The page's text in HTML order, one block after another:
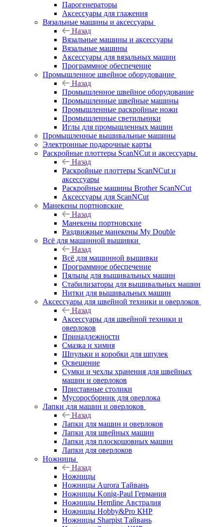
Парогенераторы
Аксессуары для глажения
Вязальные машины и аксессуары
Назад
Вязальные машины и аксессуары
Вязальные машины
Аксессуары для вязальных машин
Программное обеспечение
Промышленное швейное оборудование
Назад
Промышленное швейное оборудование
Промышленные швейные машины
Промышленные раскройные ножи
Промышленные светильники
Иглы для промышленных машин
Промышленные вышивальные машины
Электронные подарочные карты
Раскройные плоттеры ScanNCut и аксессуары
Назад
Раскройные плоттеры ScanNCut и
аксессуары
Раскройные машины Brother ScanNCut
Аксессуары для ScanNCut
Манекены портновские
Назад
Манекены портновские
Раздвижные манекены My Double
Всё для машинной вышивки
Назад
Всё для машинной вышивки
Программное обеспечение
Пяльцы для вышивальных машин
Стабилизаторы для вышивальных машин
Нитки для вышивальных машин
Аксессуары для швейной техники и оверлоков
Назад
Аксессуары для швейной техники и
оверлоков
Принадлежности
Смазка и химия
Шпульки и коробки для шпулек
Освещение
Сумки и чехлы хранения для швейных
машин и оверлоков
Приставные столики
Мусоросборник для оверлока
Лапки для машин и оверлоков
Назад
Лапки для машин и оверлоков
Лапки для швейных машин
Лапки для плоскошовных машин
Лапки для оверлоков
Ножницы
Назад
Ножницы
Ножницы Aurora Тайвань
Ножницы Konig-Paul Германия
Ножницы Hemline Австралия
Ножницы Hobby&Pro КНР
Ножницы Sharpist Тайвань